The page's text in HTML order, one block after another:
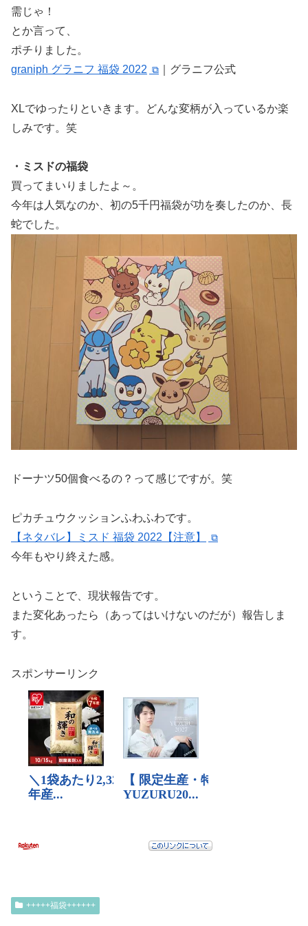
需じゃ！
とか言って、
ポチりました。
graniph グラニフ 福袋 2022
｜グラニフ公式
XLでゆったりといきます。どんな変柄が入っているか楽
しみです。笑
・ミスドの福袋
買ってまいりましたよ～。
今年は人気なのか、初の5千円福袋が功を奏したのか、長
蛇でした。
ドーナツ50個食べるの？って感じですが。笑
ピカチュウクッションふわふわです。
【ネタバレ】ミスド 福袋 2022【注意】
今年もやり終えた感。
ということで、現状報告です。
また変化あったら（あってはいけないのだが）報告しま
す。
スポンサーリンク
+++++福袋++++++